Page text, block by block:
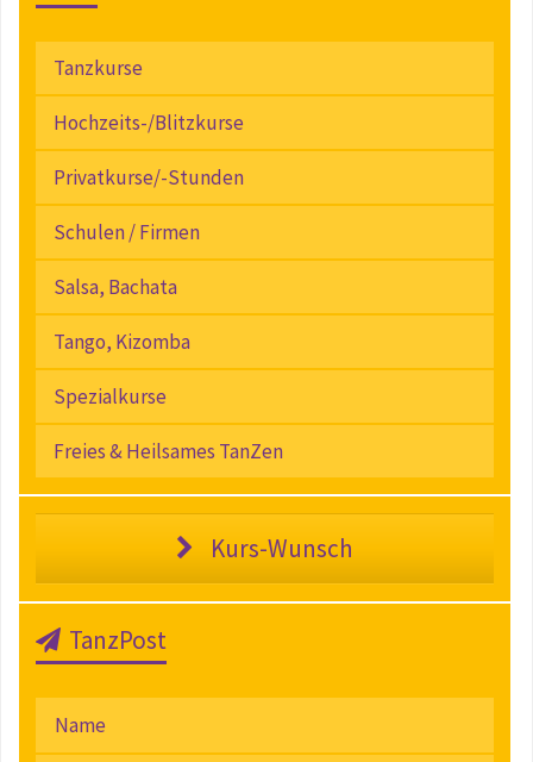
Tanzkurse
Hochzeits-/Blitzkurse
Privatkurse/-Stunden
Schulen / Firmen
Salsa, Bachata
Tango, Kizomba
Spezialkurse
Freies & Heilsames TanZen
Kurs-Wunsch
TanzPost